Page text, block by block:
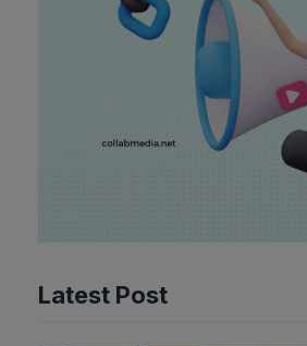
Latest Post